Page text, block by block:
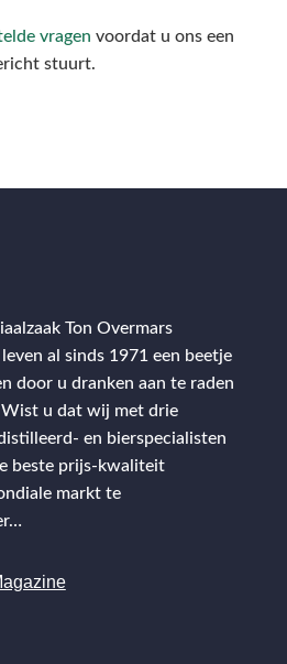
vragen voordat u ons een
stuurt.
Ton Overmars
al sinds 1971 een beetje
door u dranken aan te raden
u dat wij met drie
en bierspecialisten
beste prijs-kwaliteit
markt te